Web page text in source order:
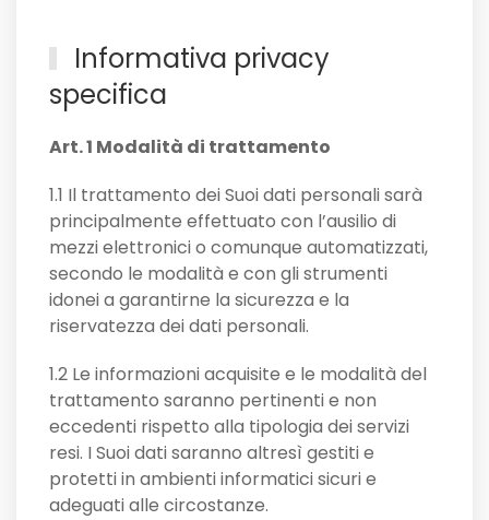
Informativa privacy
specifica
Art. 1 Modalità di trattamento
1.1 Il trattamento dei Suoi dati personali sarà
principalmente effettuato con l’ausilio di
mezzi elettronici o comunque automatizzati,
secondo le modalità e con gli strumenti
idonei a garantirne la sicurezza e la
riservatezza dei dati personali.
1.2 Le informazioni acquisite e le modalità del
trattamento saranno pertinenti e non
eccedenti rispetto alla tipologia dei servizi
resi. I Suoi dati saranno altresì gestiti e
protetti in ambienti informatici sicuri e
adeguati alle circostanze.